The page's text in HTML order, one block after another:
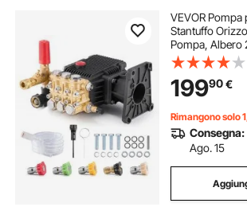
VEVOR Pompa
Stantuffo
Pompa, Albero
di Ricambio per
kgf/cm² 20 L/
MorFlex
Santoprene
19990€
Rimangono solo
Consegna:
Ago. 15